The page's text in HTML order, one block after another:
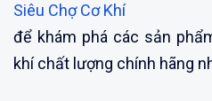
Siêu Chợ Cơ Khí
để khám phá các sản
khí chất lượng chính hãng